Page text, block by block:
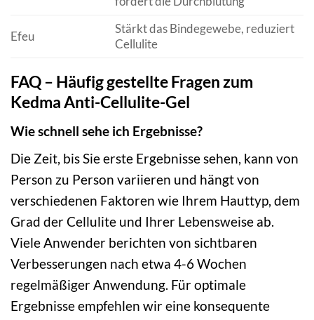
Efeu
Stärkt das Bindegewebe, reduziert
Cellulite
FAQ – Häufig gestellte Fragen zum
Kedma Anti-Cellulite-Gel
Wie schnell sehe ich Ergebnisse?
Die Zeit, bis Sie erste Ergebnisse sehen, kann von
Person zu Person variieren und hängt von
verschiedenen Faktoren wie Ihrem Hauttyp, dem
Grad der Cellulite und Ihrer Lebensweise ab.
Viele Anwender berichten von sichtbaren
Verbesserungen nach etwa 4-6 Wochen
regelmäßiger Anwendung. Für optimale
Ergebnisse empfehlen wir eine konsequente